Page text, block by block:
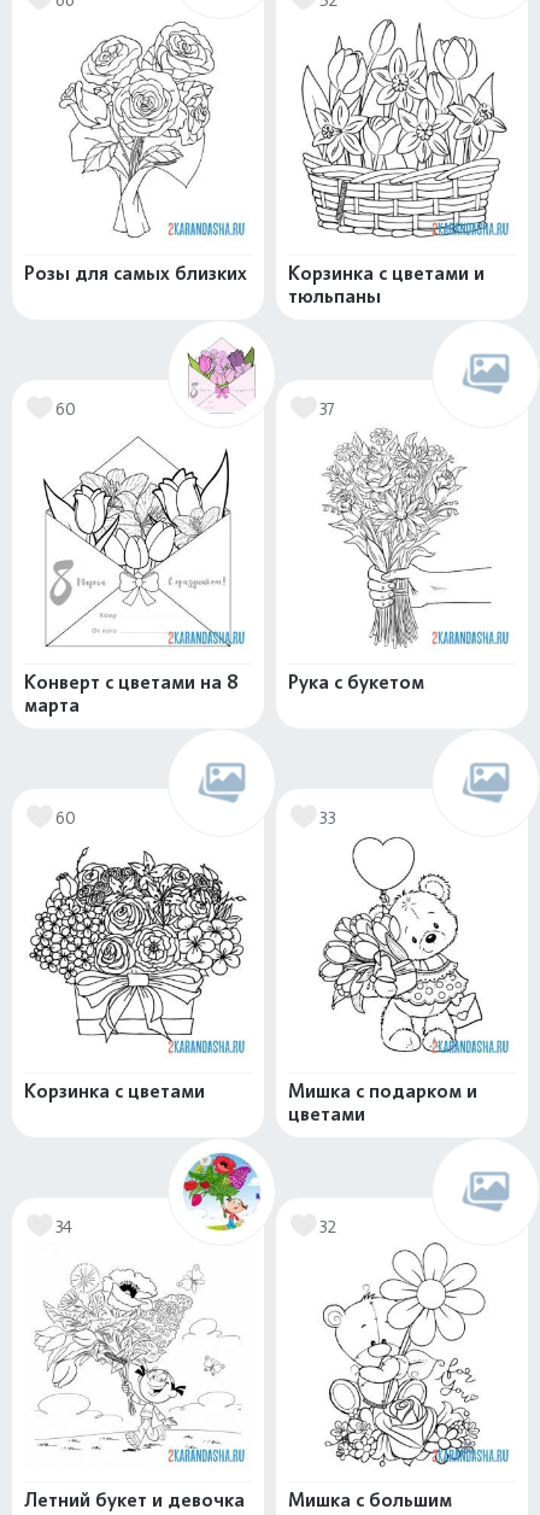
Розы для самых близких
Корзинка с цветами и
тюльпаны
60
Конверт с цветами на 8
марта
37
Рука с букетом
60
Корзинка с цветами
33
Мишка с подарком и
цветами
34
Летний букет и девочка
32
Мишка с большим